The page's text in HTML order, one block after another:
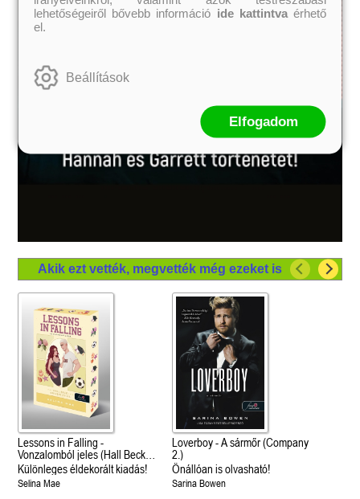
Akik ezt vették, megvették még ezeket is
Lessons in Falling -
Vonzalomból jeles (Hall Beck
University 3.)
Különleges éldekorált kiadás!
Selina Mae
Loverboy - A sármőr (Company
2.)
Önállóan is olvasható!
Sarina Bowen
lehetőségeiről bővebb információ ide kattintvaérhető
el.
Beállítások
Elfogadom